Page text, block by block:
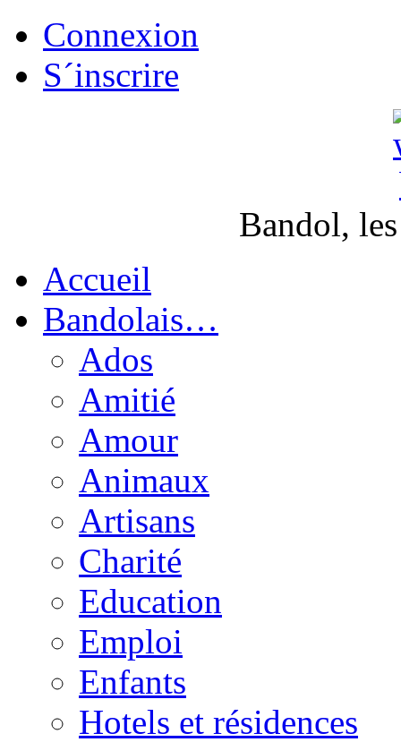
Connexion
S´inscrire
Bandol,
Accueil
Bandolais…
Ados
Amitié
Amour
Animaux
Artisans
Charité
Education
Emploi
Enfants
Hotels et résidences